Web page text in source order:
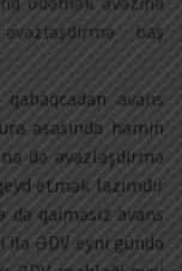
baş
avans
əsasında həmin
də əvəzləşdirmə
etmək lazımdır
də qaiməsiz avans
ilə ƏDV eyni gündə